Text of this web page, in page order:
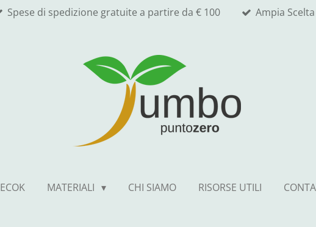
Spese di spedizione gratuite a partire da € 100 Ampia Scelta
ECOK MATERIALI CHI SIAMO RISORSE UTILI